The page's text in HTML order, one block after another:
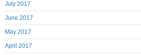
July 2017
June 2017
May 2017
April 2017